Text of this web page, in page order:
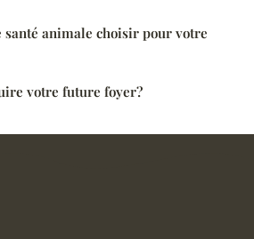
santé animale choisir pour votre
votre future foyer?